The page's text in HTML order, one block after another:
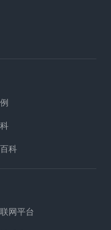
科
网平台